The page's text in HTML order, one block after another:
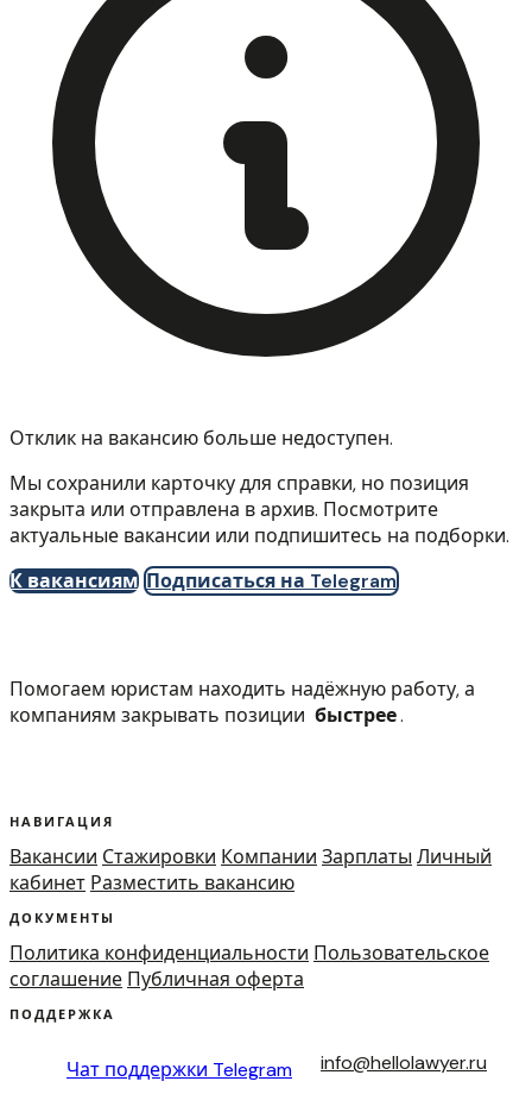
Отклик на вакансию больше недоступен.
Мы сохранили карточку для справки, но позиция
закрыта или отправлена в архив. Посмотрите
актуальные вакансии или подпишитесь на подборки.
К вакансиям Подписаться на Telegram
Помогаем юристам находить надёжную работу, а
компаниям закрывать позиции быстрее.
НАВИГАЦИЯ
Вакансии Стажировки Компании Зарплаты Личный
кабинет Разместить вакансию
ДОКУМЕНТЫ
Политика конфиденциальности Пользовательское
соглашение Публичная оферта
ПОДДЕРЖКА
Чат поддержки Telegram info@hellolawyer.ru